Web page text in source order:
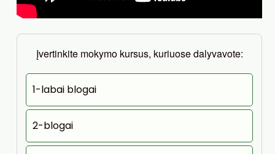
Įvertinkite mokymo kursus, kuriuose dalyvavote:
1-labai blogai
2-blogai